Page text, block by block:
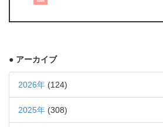
● アーカイブ
2026年 (124)
2025年 (308)